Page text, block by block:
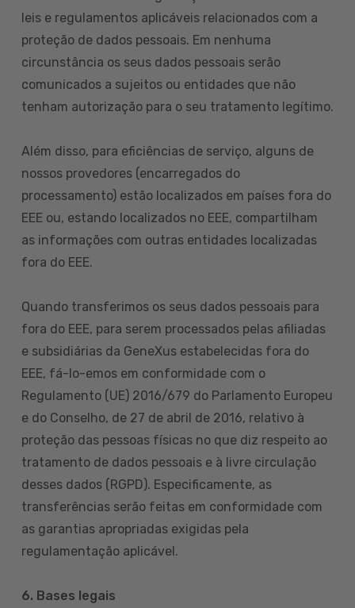
leis e regulamentos aplicáveis relacionados com a
proteção de dados pessoais. Em nenhuma
circunstância os seus dados pessoais serão
comunicados a sujeitos ou entidades que não
tenham autorização para o seu tratamento legítimo.
Além disso, para eficiências de serviço, alguns de
nossos provedores (encarregados do
processamento) estão localizados em países fora do
EEE ou, estando localizados no EEE, compartilham
as informações com outras entidades localizadas
fora do EEE.
Quando transferimos os seus dados pessoais para
fora do EEE, para serem processados pelas afiliadas
e subsidiárias da GeneXus estabelecidas fora do
EEE, fá-lo-emos em conformidade com o
Regulamento (UE) 2016/679 do Parlamento Europeu
e do Conselho, de 27 de abril de 2016, relativo à
proteção das pessoas físicas no que diz respeito ao
tratamento de dados pessoais e à livre circulação
desses dados (RGPD). Especificamente, as
transferências serão feitas em conformidade com
as garantias apropriadas exigidas pela
regulamentação aplicável.
6. Bases legais